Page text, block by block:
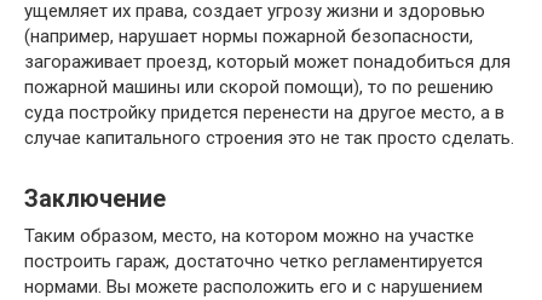
ущемляет их права, создает угрозу жизни и здоровью
(например, нарушает нормы пожарной безопасности,
загораживает проезд, который может понадобиться для
пожарной машины или скорой помощи), то по решению
суда постройку придется перенести на другое место, а в
случае капитального строения это не так просто сделать.
Заключение
Таким образом, место, на котором можно на участке
построить гараж, достаточно четко регламентируется
нормами. Вы можете расположить его и с нарушением